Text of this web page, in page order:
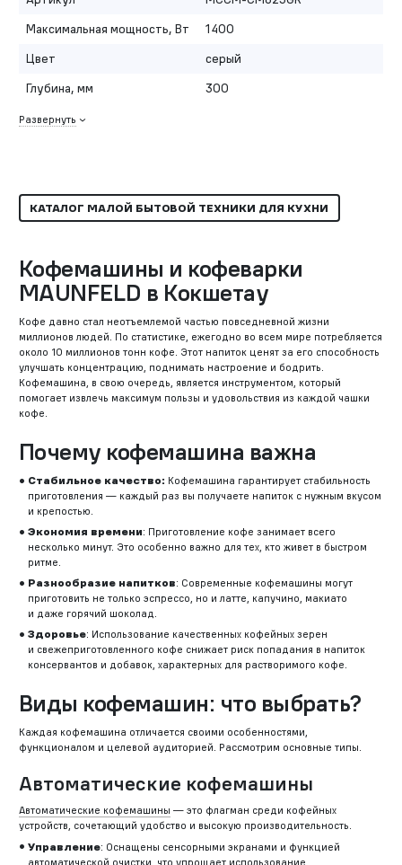
Максимальная мощность, Вт
1400
Цвет
серый
Глубина, мм
300
Развернуть
КАТАЛОГ МАЛОЙ БЫТОВОЙ ТЕХНИКИ ДЛЯ КУХНИ
Кофемашины и кофеварки
MAUNFELD в Кокшетау
Кофе давно стал неотъемлемой частью повседневной жизни
миллионов людей. По статистике, ежегодно во всем мире потребляется
около 10 миллионов тонн кофе. Этот напиток ценят за его способность
улучшать концентрацию, поднимать настроение и бодрить.
Кофемашина, в свою очередь, является инструментом, который
помогает извлечь максимум пользы и удовольствия из каждой чашки
кофе.
Почему кофемашина важна
Стабильное качество: Кофемашина гарантирует стабильность
приготовления — каждый раз вы получаете напиток с нужным вкусом
и крепостью.
Экономия времени: Приготовление кофе занимает всего
несколько минут. Это особенно важно для тех, кто живет в быстром
ритме.
Разнообразие напитков: Современные кофемашины могут
приготовить не только эспрессо, но и латте, капучино, макиато
и даже горячий шоколад.
Здоровье: Использование качественных кофейных зерен
и свежеприготовленного кофе снижает риск попадания в напиток
консервантов и добавок, характерных для растворимого кофе.
Виды кофемашин: что выбрать?
Каждая кофемашина отличается своими особенностями,
функционалом и целевой аудиторией. Рассмотрим основные типы.
Автоматические кофемашины
Автоматические кофемашины — это флагман среди кофейных
устройств, сочетающий удобство и высокую производительность.
Управление: Оснащены сенсорными экранами и функцией
автоматической очистки, что упрощает использование.